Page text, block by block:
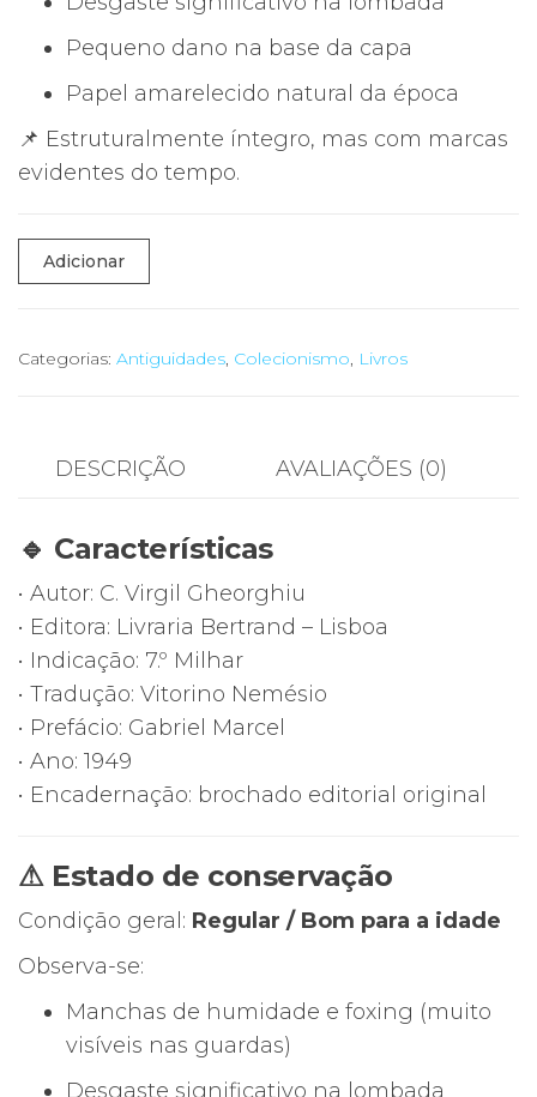
Pequeno dano na base da capa
Papel amarelecido natural da época
📌 Estruturalmente íntegro, mas com marcas
evidentes do tempo.
Quantidade
de
A
Hora
Virgil
Gheorghiu
Adicionar
Categorias: Antiguidades, Colecionismo, Livros
DESCRIÇÃO AVALIAÇÕES (0)
🔹 Características
• Autor: C. Virgil Gheorghiu
• Editora: Livraria Bertrand – Lisboa
• Indicação: 7.º Milhar
• Tradução: Vitorino Nemésio
• Prefácio: Gabriel Marcel
• Ano: 1949
• Encadernação: brochado editorial original
⚠ Estado de conservação
Condição geral: Regular / Bom para a idade
Observa-se:
Manchas de humidade e foxing (muito
visíveis nas guardas)
Desgaste significativo na lombada